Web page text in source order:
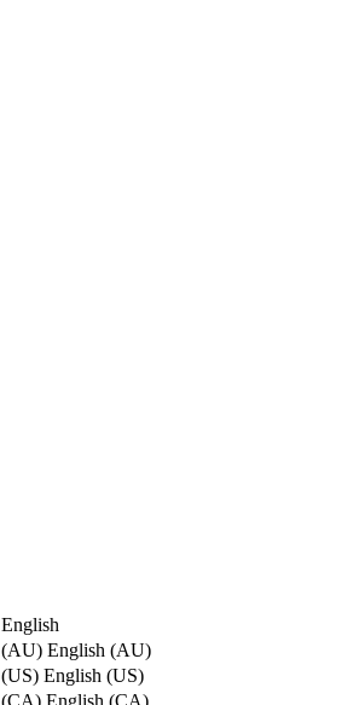
English
English (AU)
English (US)
English (CA)